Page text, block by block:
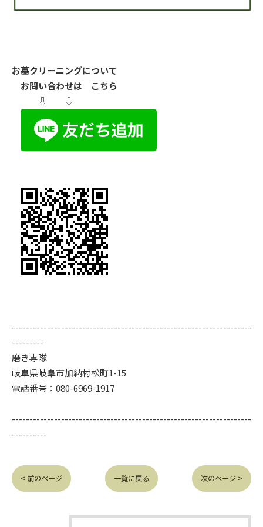
お墓クリーニングについて
お問い合わせは こちら
⇩ ⇩
--------------------------------------------------------------------
---------
磨き専隊
岐阜県岐阜市加納村松町1-15
電話番号：080-6969-1917
--------------------------------------------------------------------
----------
< 前のページ 一覧に戻る 次のページ >